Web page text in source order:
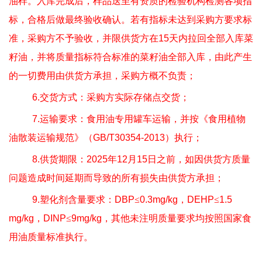
标，合格后做最终验收确认。若有指标未达到采购方要求标
准，采购方不予验收，并限供货方在15天内拉回全部入库菜
籽油，并将质量指标符合标准的菜籽油全部入库，由此产生
的一切费用由供货方承担，采购方概不负责；
6.交货方式：采购方实际存储点交货；
7.运输要求：食用油专用罐车运输，并按《食用植物
油散装运输规范》（GB/T30354-2013）执行；
8.供货期限： 2025年12 月 15日之前，如因供货方质量
问题造成时间延期而导致的所有损失由供货方承担；
9.塑化剂含量要求： DBP≤0.3mg/kg ， DEHP≤1.5
mg/kg ， DINP≤9mg/kg ，其他未注明质量要求均按照国家食
用油质量标准执行。